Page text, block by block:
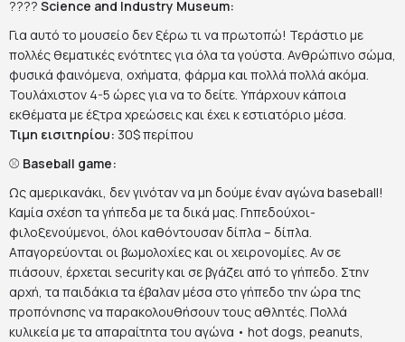
???? Science and Industry Museum:
Για αυτό το μουσείο δεν ξέρω τι να πρωτοπώ! Τεράστιο με
πολλές θεματικές ενότητες για όλα τα γούστα. Ανθρώπινο σώμα,
φυσικά φαινόμενα, οχήματα, φάρμα και πολλά πολλά ακόμα.
Τουλάχιστον 4-5 ώρες για να το δείτε. Υπάρχουν κάποια
εκθέματα με έξτρα χρεώσεις και έχει κ εστιατόριο μέσα.
Τιμη εισιτηρίου: 30$ περίπου
⚾️ Baseball game:
Ως αμερικανάκι, δεν γινόταν να μη δούμε έναν αγώνα baseball!
Καμία σχέση τα γήπεδα με τα δικά μας. Γηπεδούχοι-
φιλοξενούμενοι, όλοι καθόντουσαν δίπλα – δίπλα.
Απαγορεύονται οι βωμολοχίες και οι χειρονομίες. Αν σε
πιάσουν, έρχεται security και σε βγάζει από το γήπεδο. Στην
αρχή, τα παιδάκια τα έβαλαν μέσα στο γήπεδο την ώρα της
προπόνησης να παρακολουθήσουν τους αθλητές. Πολλά
κυλικεία με τα απαραίτητα του αγώνα • hot dogs, peanuts,